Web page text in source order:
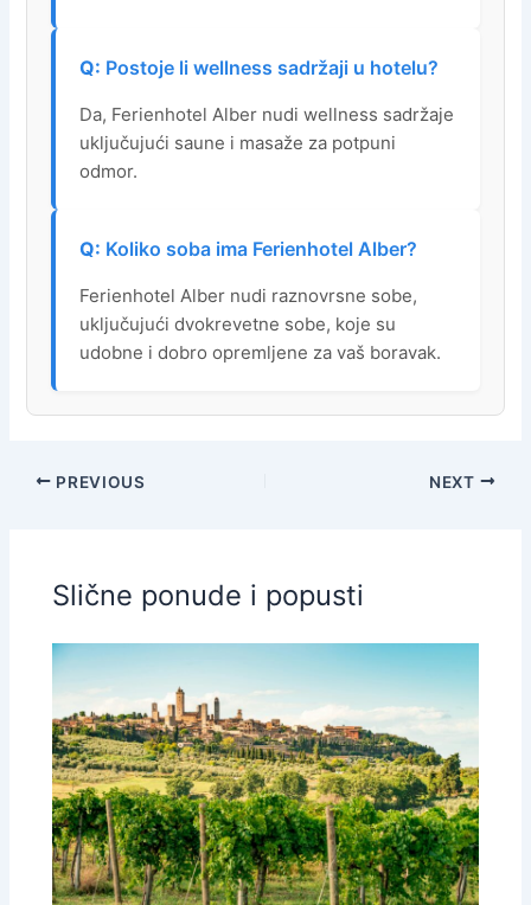
Postoje li wellness sadržaji u hotelu?
Da, Ferienhotel Alber nudi wellness sadržaje
uključujući saune i masaže za potpuni
odmor.
Koliko soba ima Ferienhotel Alber?
Ferienhotel Alber nudi raznovrsne sobe,
uključujući dvokrevetne sobe, koje su
udobne i dobro opremljene za vaš boravak.
PREVIOUS NEXT
Slične ponude i popusti